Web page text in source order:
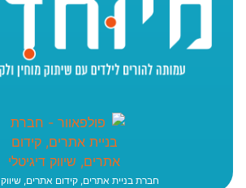
חברת בניית אתרים, קידום אתרים, שיווק